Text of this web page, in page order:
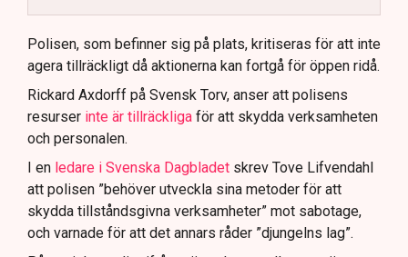
Polisen använder drönare och uniformerad polis
för att dokumentera bevis.
Samtidigt är polisarbetet komplext när det gäller
att navigera juridiska rättigheter och gränser.
Polisen, som befinner sig på plats, kritiseras för att inte
agera tillräckligt då aktionerna kan fortgå för öppen ridå.
Rickard Axdorff på Svensk Torv, anser att polisens
resurser inte är tillräckliga för att skydda verksamheten
och personalen.
I en ledare i Svenska Dagbladet skrev Tove Lifvendahl
att polisen ”behöver utveckla sina metoder för att
skydda tillståndsgivna verksamheter” mot sabotage,
och varnade för att det annars råder ”djungelns lag”.